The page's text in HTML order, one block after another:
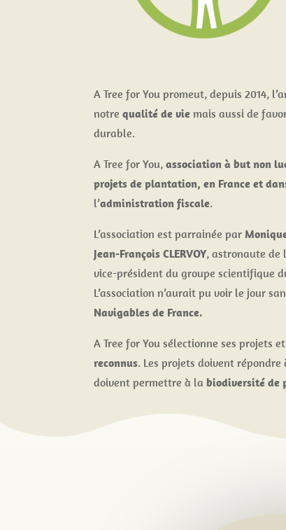
A Tree for You promeut, depuis 2014,
notrequalité de vie mais aussi de
durable.
A Tree for You,association à but non
projets de plantation, en France et
l’administration fiscale.
L’association est parrainée par
Jean-François CLERVOY, astronaute de
vice-président du groupe scientifique
L’association n’aurait pu voir le jour
Navigables de France.
A Tree for You sélectionne ses projets
reconnus. Les projets doivent
doivent permettre à la biodiversité de